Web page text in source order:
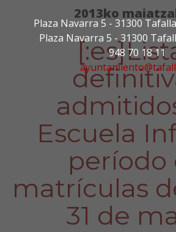
Plaza Navarra 5 - 31300
Plaza Navarra 5 - 31300
948 70 18 11
2013ko
Escuela
período
matrículas
31 de